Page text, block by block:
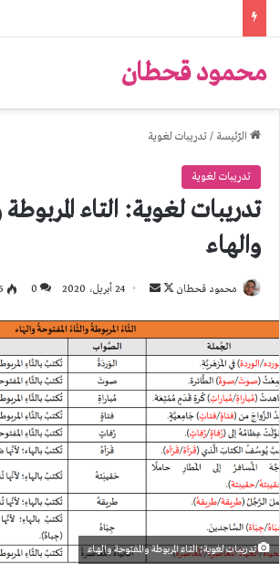
محمود قحطان
الرّئيسة /تدريبات لغوية
تدريبات لغوية
تدريبات لغوية: التاء المربوطة
والهاء
محمود قحطان
تابعأرسل
إلكترونيا
24 أبريل، 2020 0
تدريبات لغوية: التاء المربوطة والمفتوحة والهاء